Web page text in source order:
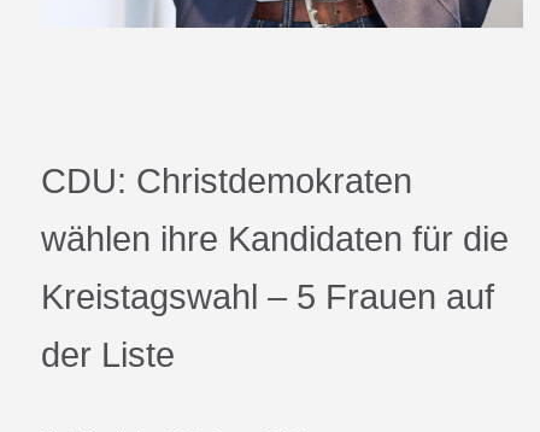
CDU: Christdemokraten
wählen ihre Kandidaten für die
Kreistagswahl – 5 Frauen auf
der Liste